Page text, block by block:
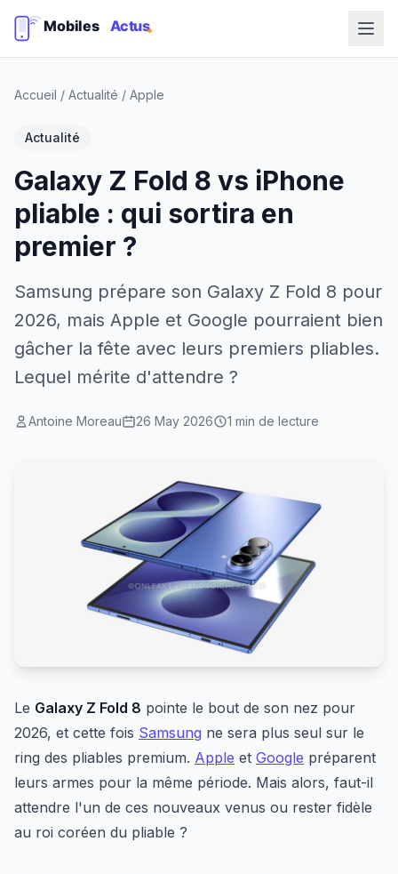
Accueil / Actualité / Apple
Actualité
Galaxy Z Fold 8 vs iPhone
pliable : qui sortira en
premier ?
Samsung prépare son Galaxy Z Fold 8 pour
2026, mais Apple et Google pourraient bien
gâcher la fête avec leurs premiers pliables.
Lequel mérite d'attendre ?
Antoine Moreau 26 May 2026 1 min de lecture
Le Galaxy Z Fold 8 pointe le bout de son nez pour
2026, et cette fois Samsung ne sera plus seul sur le
ring des pliables premium. Apple et Google préparent
leurs armes pour la même période. Mais alors, faut-il
attendre l'un de ces nouveaux venus ou rester fidèle
au roi coréen du pliable ?